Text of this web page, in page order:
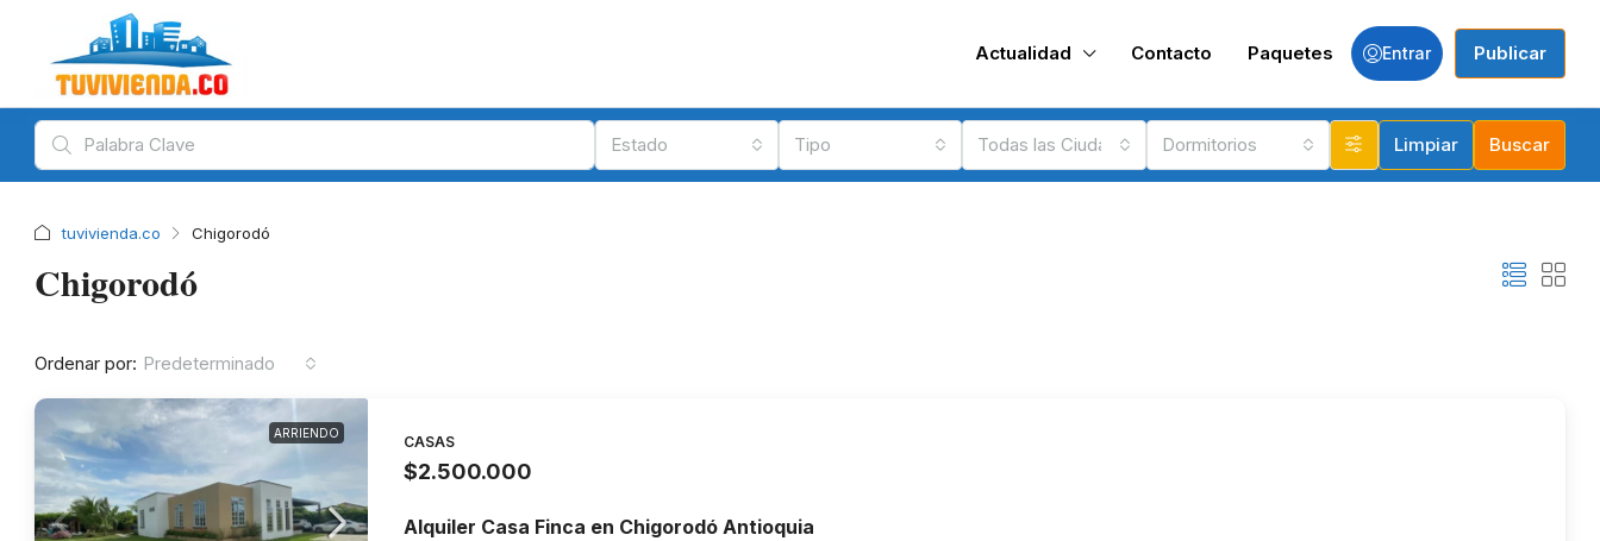
Actualidad Contacto Paquetes Entrar Publicar
Estado Tipo Todas las Ciudades Dormitorios Limpiar Buscar
tuvivienda.co Chigorodó
Chigorodó
Ordenar por: Predeterminado
ARRIENDO CASAS
$2.500.000
Alquiler Casa Finca en Chigorodó Antioquia